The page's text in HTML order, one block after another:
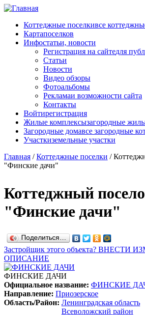
Перейти к основному содержанию
Коттеджные поселкивсе
Картапоселков
Инфостатьи, новости
Регистрация на сайтедля
Статьи
Новости
Видео обзоры
Фотоальбомы
Рекламаи возможности сайта
Контакты
Войтирегистрация
Жилые комплексызагородные
Загородные домавсе загородные
Участкиземельные участки
Главная / Коттеджные поселки /
"Финские дачи"
Коттеджный
"Финские дачи"
Поделиться…
Застройщик этого объекта? ВНЕСТИ
ОПИСАНИЕ
ФИНСКИЕ ДАЧИ
Официальное название: ФИНСКИЕ
Направление: Приозерское
Область/Район: Ленинградская область
Всеволожский район